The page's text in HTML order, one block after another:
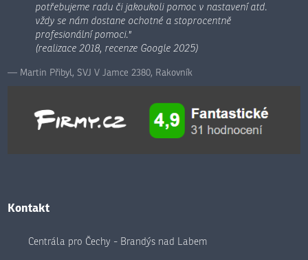
potřebujeme radu či jakoukoli pomoc v nastavení atd.
vždy se nám dostane ochotné a stoprocentně
profesionální pomoci."
(realizace 2018, recenze Google 2025)
Martin Přibyl, SVJ V Jamce 2380, Rakovník
Kontakt
Centrála pro Čechy - Brandýs nad Labem